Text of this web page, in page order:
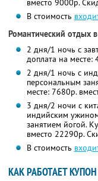
вместо 9000р.
В стоимость
Романтический отдых
2 дня/1 ночь с
доплата на месте:
2 дня/1 ночь с
персональным
месте: 7680р.
3 дня/2 ночи с
индийским
занятием йогой.
вместо 22290р.
В стоимость
КАК РАБОТАЕТ КУПОН